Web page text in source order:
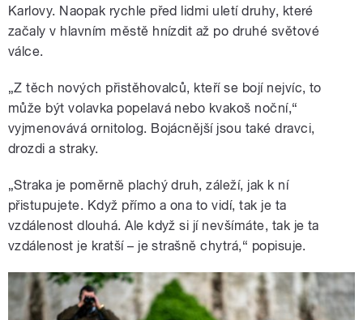
Karlovy. Naopak rychle před lidmi uletí druhy, které
začaly v hlavním městě hnízdit až po druhé světové
válce.
„Z těch nových přistěhovalců, kteří se bojí nejvíc, to
může být volavka popelavá nebo kvakoš noční,“
vyjmenovává ornitolog. Bojácnější jsou také dravci,
drozdi a straky.
„Straka je poměrně plachý druh, záleží, jak k ní
přistupujete. Když přímo a ona to vidí, tak je ta
vzdálenost dlouhá. Ale když si jí nevšímáte, tak je ta
vzdálenost je kratší – je strašně chytrá,“ popisuje.